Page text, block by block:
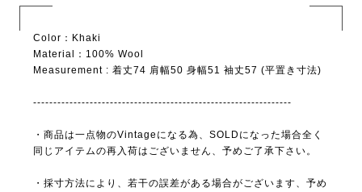
Color：Khaki
Material：100% Wool
Measurement : 着丈74 肩幅50 身幅51 袖丈57 (平置き寸法)
----------------------------------------------------------------
・商品は一点物のVintageになる為、SOLDになった場合全く
同じアイテムの再入荷はございません、予めご了承下さい。
・採寸方法により、若干の誤差がある場合がございます、予め